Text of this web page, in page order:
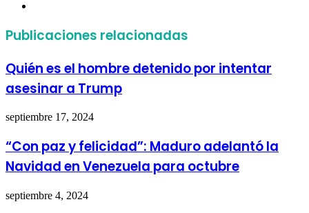
Publicaciones relacionadas
Quién es el hombre detenido por intentar
asesinar a Trump
septiembre 17, 2024
“Con paz y felicidad”: Maduro adelantó la
Navidad en Venezuela para octubre
septiembre 4, 2024